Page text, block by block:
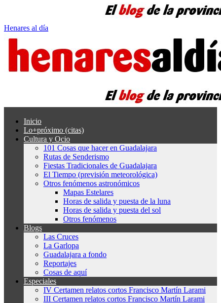
Henares al día
Inicio
Lo+próximo (citas)
Cultura y Ocio
101 Cosas que hacer en Guadalajara
Rutas de Senderismo
Fiestas Tradicionales de Guadalajara
El Tiempo (previsión meteorológica)
Otros fenómenos astronómicos
Mapas Estelares
Horas de salida y puesta de la luna
Horas de salida y puesta del sol
Otros fenómenos
Blogs
Las Cruces
La Garlopa
Guadalajara a fondo
Reportajes
Cosas de aquí
Especiales
IV Certamen relatos cortos Francisco Martín Larami
III Certamen relatos cortos Francisco Martín Larami